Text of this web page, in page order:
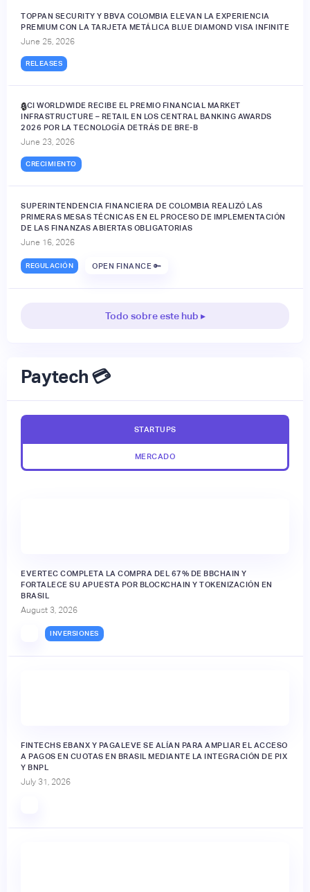
TOPPAN SECURITY Y BBVA COLOMBIA ELEVAN LA EXPERIENCIA
PREMIUM CON LA TARJETA METÁLICA BLUE DIAMOND VISA INFINITE
June 25, 2026
RELEASES
ACI WORLDWIDE RECIBE EL PREMIO FINANCIAL MARKET
INFRASTRUCTURE – RETAIL EN LOS CENTRAL BANKING AWARDS
2026 POR LA TECNOLOGÍA DETRÁS DE BRE-B
June 23, 2026
CRECIMIENTO
🔒
SUPERINTENDENCIA FINANCIERA DE COLOMBIA REALIZÓ LAS
PRIMERAS MESAS TÉCNICAS EN EL PROCESO DE IMPLEMENTACIÓN
DE LAS FINANZAS ABIERTAS OBLIGATORIAS
June 16, 2026
REGULACIÓN OPEN FINANCE 🔑
Todo sobre este hub ▸
Paytech 💳
STARTUPS
MERCADO
EVERTEC COMPLETA LA COMPRA DEL 67% DE BBCHAIN Y
FORTALECE SU APUESTA POR BLOCKCHAIN Y TOKENIZACIÓN EN
BRASIL
August 3, 2026
INVERSIONES
FINTECHS EBANX Y PAGALEVE SE ALÍAN PARA AMPLIAR EL ACCESO
A PAGOS EN CUOTAS EN BRASIL MEDIANTE LA INTEGRACIÓN DE PIX
Y BNPL
July 31, 2026